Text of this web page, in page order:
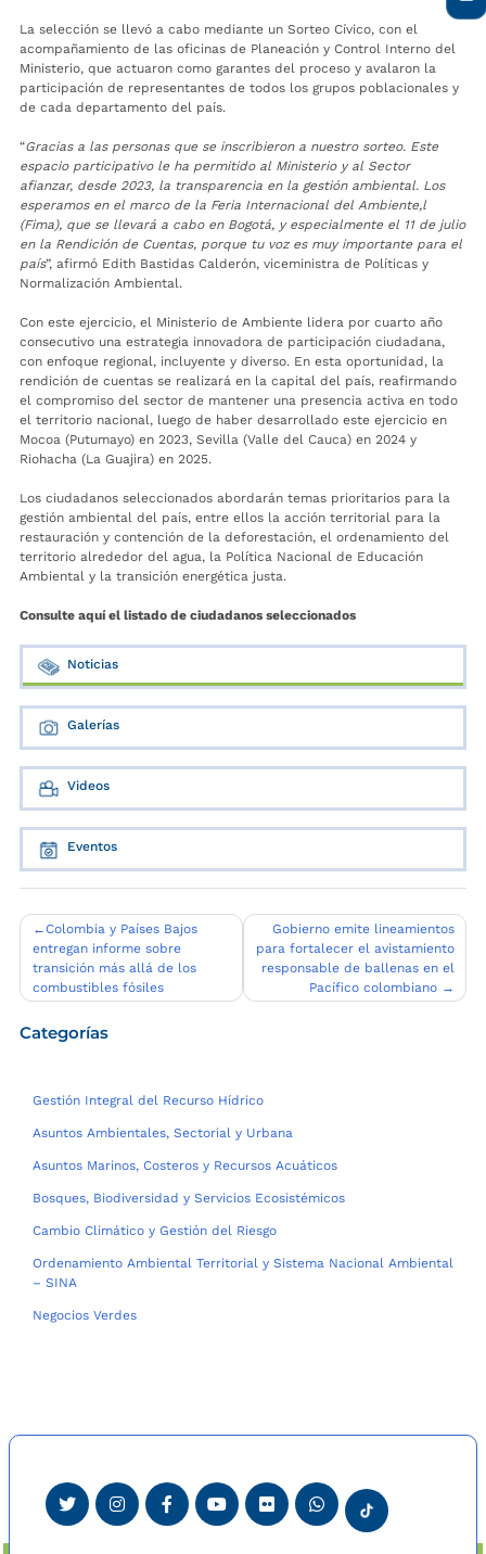
La selección se llevó a cabo mediante un Sorteo Cívico, con el
acompañamiento de las oficinas de Planeación y Control Interno del
Ministerio, que actuaron como garantes del proceso y avalaron la
participación de representantes de todos los grupos poblacionales y
de cada departamento del país.
“Gracias a las personas que se inscribieron a nuestro sorteo. Este
espacio participativo le ha permitido al Ministerio y al Sector
afianzar, desde 2023, la transparencia en la gestión ambiental. Los
esperamos en el marco de la Feria Internacional del Ambiente,l
(Fima), que se llevará a cabo en Bogotá, y especialmente el 11 de julio
en la Rendición de Cuentas, porque tu voz es muy importante para el
país”, afirmó Edith Bastidas Calderón, viceministra de Políticas y
Normalización Ambiental.
Con este ejercicio, el Ministerio de Ambiente lidera por cuarto año
consecutivo una estrategia innovadora de participación ciudadana,
con enfoque regional, incluyente y diverso. En esta oportunidad, la
rendición de cuentas se realizará en la capital del país, reafirmando
el compromiso del sector de mantener una presencia activa en todo
el territorio nacional, luego de haber desarrollado este ejercicio en
Mocoa (Putumayo) en 2023, Sevilla (Valle del Cauca) en 2024 y
Riohacha (La Guajira) en 2025.
Los ciudadanos seleccionados abordarán temas prioritarios para la
gestión ambiental del país, entre ellos la acción territorial para la
restauración y contención de la deforestación, el ordenamiento del
territorio alrededor del agua, la Política Nacional de Educación
Ambiental y la transición energética justa.
Consulte aquí el listado de ciudadanos seleccionados
Noticias
Galerías
Videos
Eventos
Navegación
de
entradas
Colombia y Países Bajos
entregan informe sobre
transición más allá de los
combustibles fósiles
Gobierno emite lineamientos
para fortalecer el avistamiento
responsable de ballenas en el
Pacífico colombiano
Categorías
Gestión Integral del Recurso Hídrico
Asuntos Ambientales, Sectorial y Urbana
Asuntos Marinos, Costeros y Recursos Acuáticos
Bosques, Biodiversidad y Servicios Ecosistémicos
Cambio Climático y Gestión del Riesgo
Ordenamiento Ambiental Territorial y Sistema Nacional Ambiental
– SINA
Negocios Verdes